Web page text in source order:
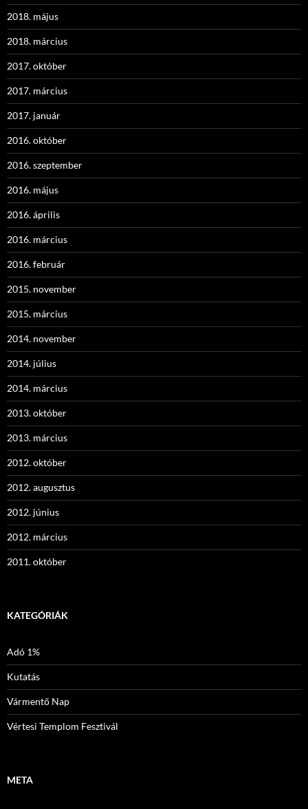
2018. május
2018. március
2017. október
2017. március
2017. január
2016. október
2016. szeptember
2016. május
2016. április
2016. március
2016. február
2015. november
2015. március
2014. november
2014. július
2014. március
2013. október
2013. március
2012. október
2012. augusztus
2012. június
2012. március
2011. október
KATEGÓRIÁK
Adó 1%
Kutatás
Vármentő Nap
Vértesi Templom Fesztivál
META